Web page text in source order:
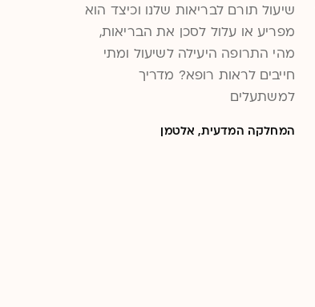
שיעול תורם לבריאות שלנו וכיצד הוא
מפריע או עלול לסכן את הבריאות,
מהי התרופה היעילה לשיעול ומתי
חייבים לראות רופא? מדריך
למשתעלים
המחלקה המדעית, אלטמן